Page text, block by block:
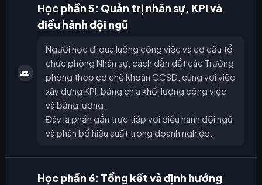
👥
Học phần 5: Quản trị nhân sự, KPI và
điều hành đội ngũ
Người học đi qua luồng công việc và cơ cấu tổ
chức phòng Nhân sự, cách dẫn dắt các Trưởng
phòng theo cơ chế khoán CCSD, cùng với việc
xây dựng KPI, bảng chia khối lượng công việc
và bảng lương.
Đây là phần gắn trực tiếp với điều hành đội ngũ
và phân bổ hiệu suất trong doanh nghiệp.
Học phần 6: Tổng kết và định hướng